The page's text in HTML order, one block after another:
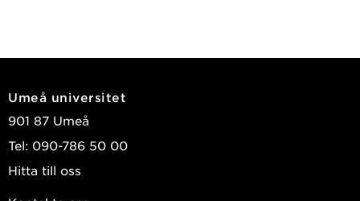
Umeå universitet
901 87 Umeå
Tel: 090-786 50 00
Hitta till oss